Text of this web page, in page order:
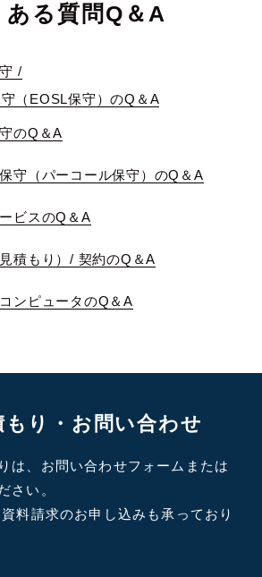
ある質問Q＆A
/
（EOSL保守）のQ＆A
のQ＆A
守（パーコール保守）のQ＆A
ビスのQ＆A
積もり）/ 契約のQ＆A
ンピュータのQ＆A
もり・お問い合わせ
は、お問い合わせフォームまたは
さい。
料請求のお申し込みも承っており